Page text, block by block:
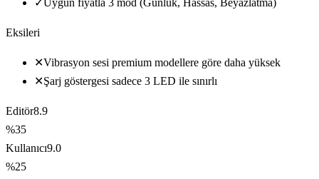
✓Uygun fiyatla 3 mod (Günlük, Hassas, Beyazlatma)
Eksileri
✕Vibrasyon sesi premium modellere göre daha yüksek
✕Şarj göstergesi sadece 3 LED ile sınırlı
Editör8.9
%35
Kullanıcı9.0
%25